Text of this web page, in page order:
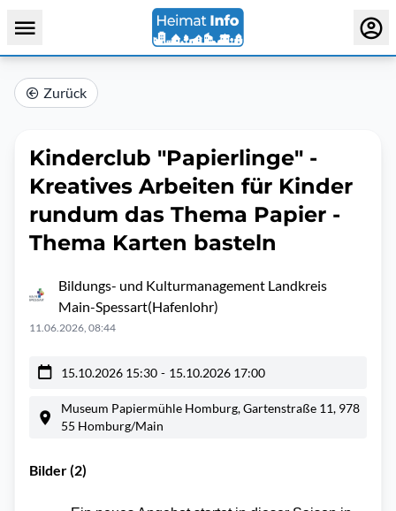
Zurück
Kinderclub "Papierlinge" -
Kreatives Arbeiten für Kinder
rundum das Thema Papier -
Thema Karten basteln
Bildungs- und Kulturmanagement Landkreis
Main-Spessart(Hafenlohr)
11.06.2026, 08:44
15.10.2026 15:30 - 15.10.2026 17:00
Museum Papiermühle Homburg, Gartenstraße 11, 978
55 Homburg/Main
Bilder (2)